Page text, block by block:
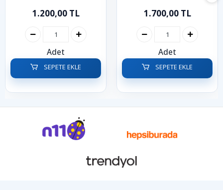
1.200,00 TL
Adet
SEPETE EKLE
1.700,00 TL
Adet
SEPETE EKLE